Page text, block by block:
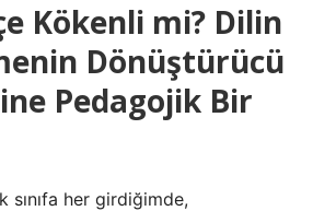
Kökenli mi? Dilin
Dönüştürücü
Pedagojik Bir
sınıfa her girdiğimde,